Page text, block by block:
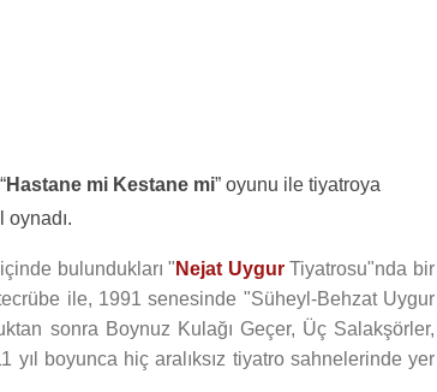
Hastane mi Kestane mi” oyunu ile tiyatroya
oynadı.
bulundukları " Nejat UygurTiyatrosu"nda bir
ile, 1991 senesinde "Süheyl-Behzat Uygur
sonra Boynuz Kulağı Geçer, Üç Salakşörler,
yıl boyunca hiç aralıksız tiyatro sahnelerinde yer